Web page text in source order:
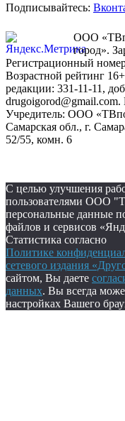
Подписывайтесь:
ООО
город».
Регистрационный
Возрастной рейтинг
редакции: 331-11-11,
Учредитель: ООО
Самарская обл., г.
52/55, комн. 6
С целью улучшения
пользователями ООО
персональные данные
файлов и сервисов
Статистика согласно
Политике
сетевого издания
сайтом, Вы даете
данных. Вы всегда
настройках Вашего